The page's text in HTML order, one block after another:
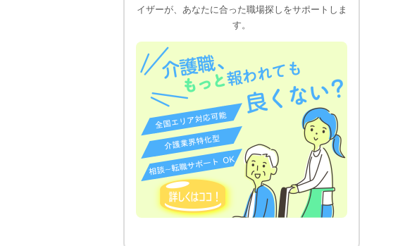
イザーが、あなたに合った職場探しをサポートしま
す。